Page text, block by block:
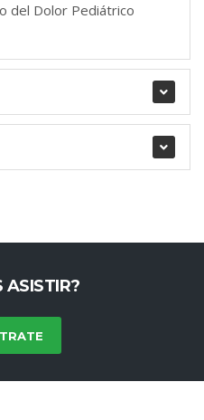
del Dolor Pediátrico
ASISTIR?